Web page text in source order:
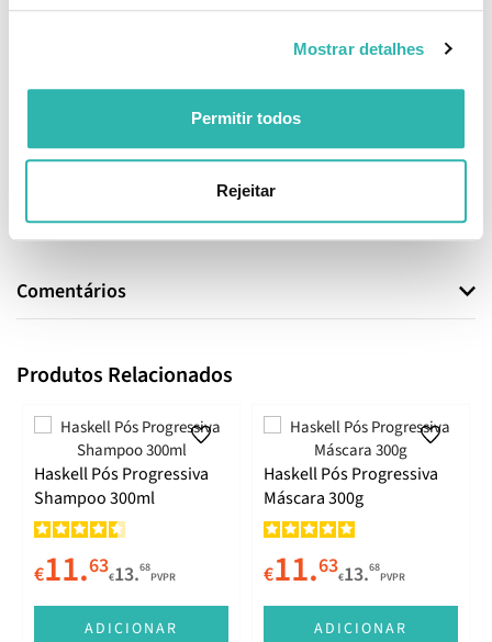
Mostrar detalhes
Permitir todos
Rejeitar
Di-T-Butyl Hydroxyhydrocinnamate, Benzoic Acid, Tea-
Dodecylbenzenesulfonate, Lactic Acid, Sorbic Acid, Imidazolidinyl
Urea, D-Limonene, Linalool, Hexyl Cinnamal, Trideceth-12, Sodium
Oleate Citrate, Algin, Caprylic/Capric Triglyceride, Glycine, Alanine,
Serine,Potassium Sorbate, Valine, Tartaric Acid, Pectin, Threonine,
Iodopropynyl Butylcarbamate.
EAN: 7898610371824
Comentários
Produtos Relacionados
Haskell Pós Progressiva
Shampoo 300ml
€11.63€13.68
PVPR
ADICIONAR
Haskell Pós Progressiva
Máscara 300g
€11.63€13.68
PVPR
ADICIONAR